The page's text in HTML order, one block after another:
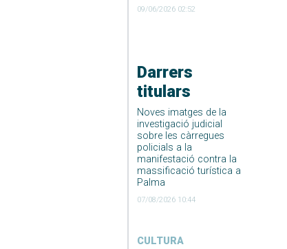
09/06/2026 02:52
Darrers
titulars
Noves imatges de la
investigació judicial
sobre les càrregues
policials a la
manifestació contra la
massificació turística a
Palma
07/08/2026 10:44
CULTURA